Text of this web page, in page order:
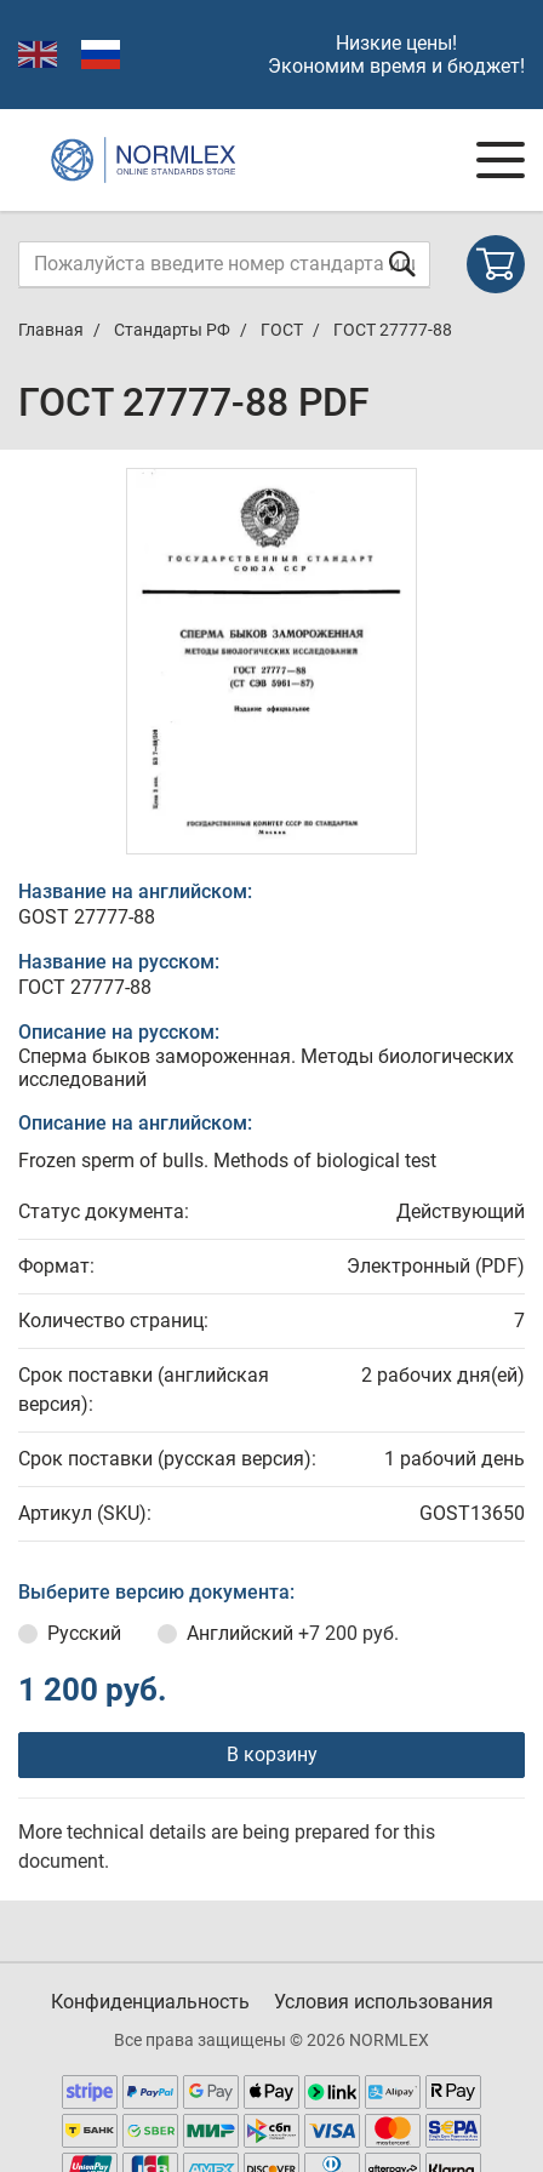
Низкие цены!
Экономим время и бюджет!
Главная Стандарты РФ ГОСТ ГОСТ 27777-88
ГОСТ 27777-88 PDF
Название на английском:
GOST 27777-88
Название на русском:
ГОСТ 27777-88
Описание на русском:
Сперма быков замороженная. Методы биологических
исследований
Описание на английском:
Frozen sperm of bulls. Methods of biological test
Статус документа: Действующий
Формат: Электронный (PDF)
Количество страниц: 7
Срок поставки (английская
версия):
2 рабочих дня(ей)
Срок поставки (русская версия): 1 рабочий день
Артикул (SKU): GOST13650
Выберите версию документа:
Русский
Английский +7 200 руб.
1 200 руб.
В корзину
More technical details are being prepared for this
document.
Конфиденциальность Условия использования
Все права защищены © 2026 NORMLEX